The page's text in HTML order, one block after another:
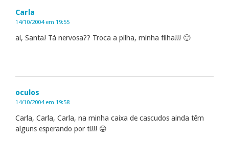
Carla
14/10/2004 em 19:55
ai, Santa! Tá nervosa?? Troca a pilha, minha filha!!! 🙂
oculos
14/10/2004 em 19:58
Carla, Carla, Carla, na minha caixa de cascudos ainda têm
alguns esperando por ti!!! 😛